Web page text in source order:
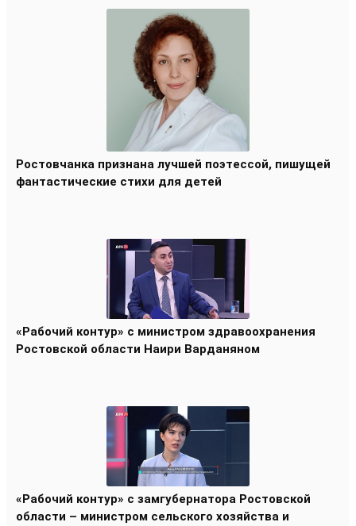
Ростовчанка признана лучшей поэтессой, пишущей
фантастические стихи для детей
«Рабочий контур» с министром здравоохранения
Ростовской области Наири Варданяном
«Рабочий контур» с замгубернатора Ростовской
области – министром сельского хозяйства и